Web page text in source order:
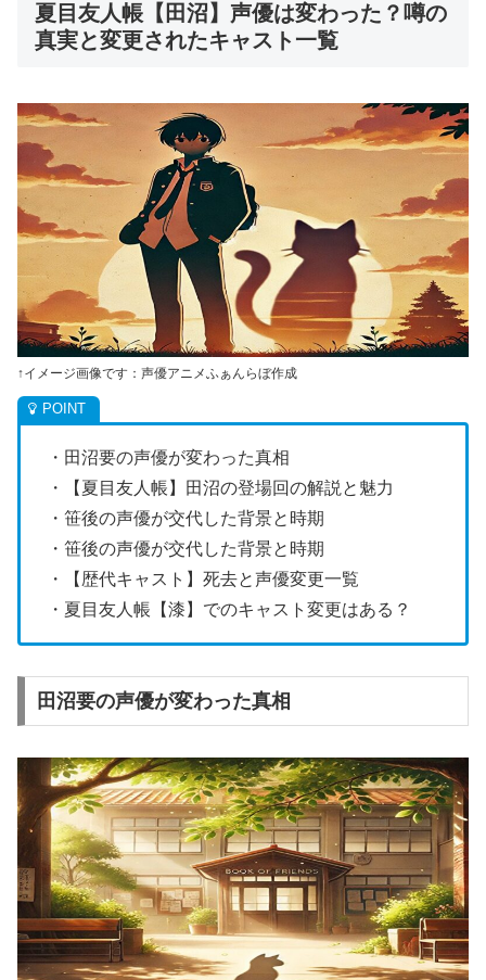
夏目友人帳【田沼】声優は変わった？噂の
真実と変更されたキャスト一覧
↑イメージ画像です：声優アニメふぁんらぼ作成
・田沼要の声優が変わった真相
・【夏目友人帳】田沼の登場回の解説と魅力
・笹後の声優が交代した背景と時期
・笹後の声優が交代した背景と時期
・【歴代キャスト】死去と声優変更一覧
・夏目友人帳【漆】でのキャスト変更はある？
田沼要の声優が変わった真相